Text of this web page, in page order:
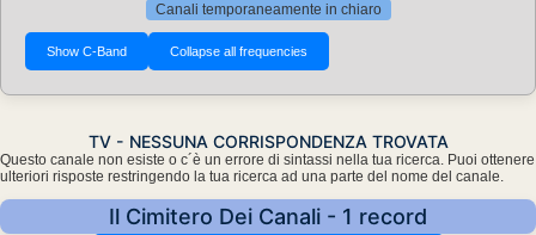
Canali temporaneamente in chiaro
TV - NESSUNA CORRISPONDENZA TROVATA
Questo canale non esiste o c´è un errore di sintassi nella tua ricerca. Puoi ottenere
ulteriori risposte restringendo la tua ricerca ad una parte del nome del canale.
Il Cimitero Dei Canali - 1 record